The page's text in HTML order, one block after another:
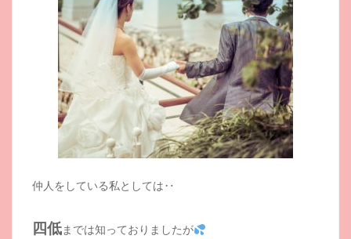
仲人をしている私としては‥
四低までは知っておりましたが